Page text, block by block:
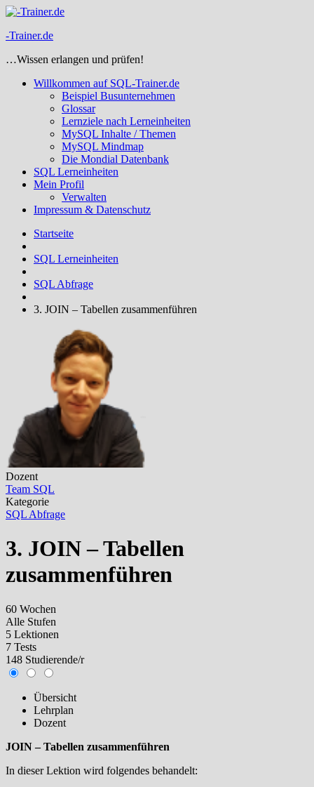
Zum
springen
-Trainer.de
…Wissen erlangen und prüfen!
Willkommen auf SQL-Trainer.de
Beispiel Busunternehmen
Glossar
Lernziele nach Lerneinheiten
MySQL Inhalte / Themen
MySQL Mindmap
Die Mondial Datenbank
SQL Lerneinheiten
Mein Profil
Verwalten
Impressum & Datenschutz
Startseite
SQL Lerneinheiten
SQL Abfrage
3. JOIN – Tabellen zusammenführen
Dozent
Team SQL
Kategorie
SQL Abfrage
3. JOIN – Tabellen
zusammenführen
60 Wochen
Alle Stufen
5 Lektionen
7 Tests
148 Studierende/r
Übersicht
Lehrplan
Dozent
JOIN – Tabellen zusammenführen
In dieser Lektion wird folgendes behandelt: